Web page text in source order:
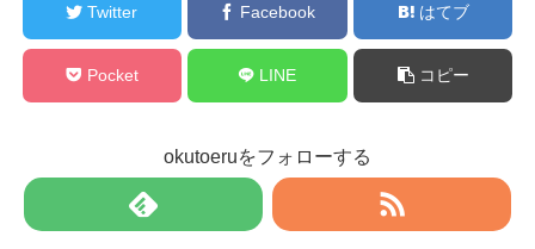
Twitter Facebook はてブ
Pocket LINE コピー
okutoeruをフォローする